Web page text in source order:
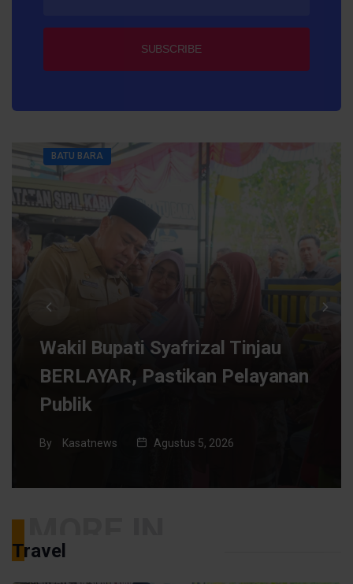
SUBSCRIBE
BATU BARA
Wakil Bupati Syafrizal Tinjau
BERLAYAR, Pastikan Pelayanan
Publik
By Kasatnews Agustus 5, 2026
Travel